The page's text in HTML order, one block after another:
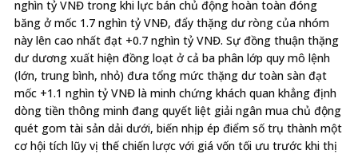
nghìn tỷ VNĐ trong khi lực bán chủ động hoàn toàn đóng
băng ở mốc 1.7 nghìn tỷ VNĐ, đẩy thặng dư ròng của nhóm
này lên cao nhất đạt +0.7 nghìn tỷ VNĐ. Sự đồng thuận thặng
dư dương xuất hiện đồng loạt ở cả ba phân lớp quy mô lệnh
(lớn, trung bình, nhỏ) đưa tổng mức thặng dư toàn sàn đạt
mốc +1.1 nghìn tỷ VNĐ là minh chứng khách quan khẳng định
dòng tiền thông minh đang quyết liệt giải ngân mua chủ động
quét gom tài sản dải dưới, biến nhịp ép điểm số trụ thành một
cơ hội tích lũy vị thế chiến lược với giá vốn tối ưu trước khi thị